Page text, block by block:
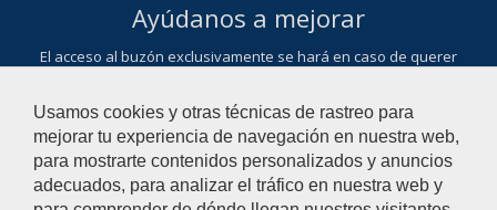
Usamos cookies y otras técnicas de rastreo para
mejorar tu experiencia de navegación en nuestra web,
para mostrarte contenidos personalizados y anuncios
adecuados, para analizar el tráfico en nuestra web y
Ayúdanos a mejorar
El acceso al buzón exclusivamente se hará en caso de querer
Contacta con nosotros